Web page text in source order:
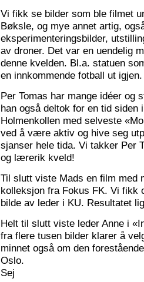
Vi fikk se bilder som ble filmet
Bøksle, og mye annet artig,
eksperimenteringsbilder,
av droner. Det var en uendelig
denne kvelden. Bl.a. statuen
en innkommende fotball ut igjen.
Per Tomas har mange idéer og
han også deltok for en tid siden
Holmenkollen med selveste
ved å være aktiv og hive seg
sjanser hele tida. Vi takker Per
og lærerik kveld!
Til slutt viste Mads en film med
kolleksjon fra Fokus FK. Vi fikk
bilde av leder i KU. Resultatet
Helt til slutt viste leder Anne i
fra flere tusen bilder klarer å
minnet også om den
Oslo.
Sej